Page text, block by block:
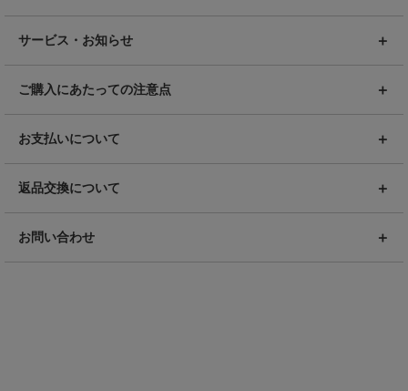
サービス・お知らせ
ご購入にあたっての注意点
お支払いについて
返品交換について
お問い合わせ